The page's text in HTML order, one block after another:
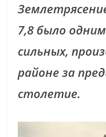
7,8 было
сильных,
районе за
столетие.